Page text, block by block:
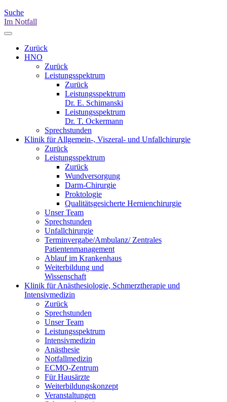
Suche
Im Notfall
Zurück
HNO
Zurück
Leistungsspektrum
Zurück
Leistungsspektrum
Dr. E. Schimanski
Leistungsspektrum
Dr. T. Ockermann
Sprechstunden
Klinik für Allgemein-, Viszeral- und Unfallchirurgie
Zurück
Leistungsspektrum
Zurück
Wundversorgung
Darm-Chirurgie
Proktologie
Qualitätsgesicherte Hernienchirurgie
Unser Team
Sprechstunden
Unfallchirurgie
Terminvergabe/Ambulanz/ Zentrales
Patientenmanagement
Ablauf im Krankenhaus
Weiterbildung und
Wissenschaft
Klinik für Anästhesiologie, Schmerztherapie und
Intensivmedizin
Zurück
Sprechstunden
Unser Team
Leistungsspektrum
Intensivmedizin
Anästhesie
Notfallmedizin
ECMO-Zentrum
Für Hausärzte
Weiterbildungskonzept
Veranstaltungen